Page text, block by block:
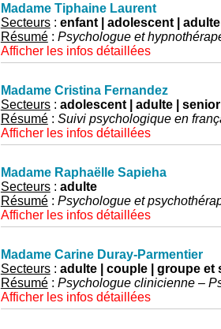
Madame Tiphaine Laurent
Secteurs: enfant | adolescent |
Résumé: Psychologue et
Afficher les infos détaillées
Madame Cristina Fernandez
Secteurs: adolescent | adulte |
Résumé: Suivi psychologique en
Afficher les infos détaillées
Madame Raphaëlle Sapieha
Secteurs: adulte
Résumé: Psychologue et
Afficher les infos détaillées
Madame Carine Duray-Parmentier
Secteurs: adulte | couple | groupe et
Résumé: Psychologue clinicienne –
Afficher les infos détaillées